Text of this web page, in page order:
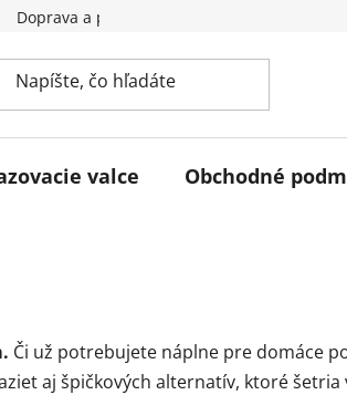
Doprava a pladba
valce Obchodné
Či už potrebujete náplne pre domáce
aj špičkových alternatív, ktoré šetria